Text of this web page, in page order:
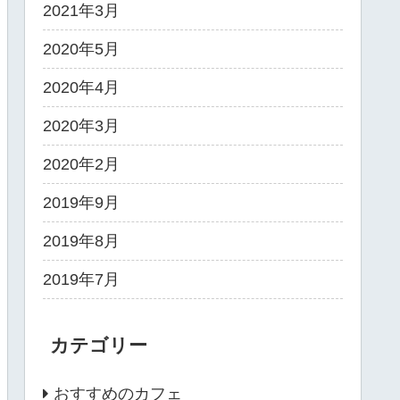
2021年3月
2020年5月
2020年4月
2020年3月
2020年2月
2019年9月
2019年8月
2019年7月
カテゴリー
おすすめのカフェ